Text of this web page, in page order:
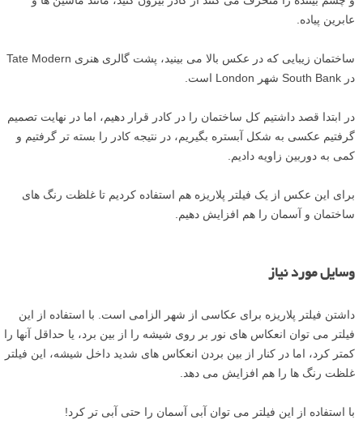
عابرین پیاده.
ساختمان زیبایی که در عکس بالا می بینید، پشت گالری هنری Tate Modern
در South Bank شهر London است.
در ابتدا قصد داشتیم کل ساختمان را در کادر قرار دهیم، اما در نهایت تصمیم
گرفتیم عکسی به شکل آبستره بگیریم، در نتیجه کادر را بسته تر گرفتیم و
کمی به دوربین زاویه دادیم.
برای این عکس از یک فیلتر پلاریزه هم استفاده کردیم تا غلظت رنگ های
ساختمان و آسمان را هم افزایش دهیم.
وسایل مورد نیاز
داشتن فیلتر پلاریزه برای عکاسی از شهر الزامی است. با استفاده از این
فیلتر می توان انعکاس های نور بر روی شیشه را از بین برد، یا حداقل آنها را
کمتر کرد، اما در کنار از بین بردن انعکاس های شدید داخل شیشه، این فیلتر
غلظت رنگ ها را هم افزایش می دهد.
با استفاده از این فیلتر می توان آبی آسمان را حتی آبی تر کرد!